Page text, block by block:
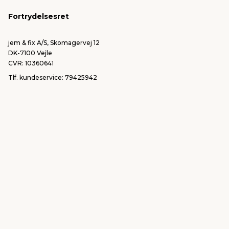
Fortrydelsesret
jem & fix A/S, Skomagervej 12
DK-7100 Vejle
CVR: 10360641
Tlf. kundeservice: 79425942